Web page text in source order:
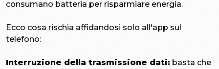
consumano batteria per risparmiare energia.
Ecco cosa rischia affidandosi solo all'app sul
telefono:
Interruzione della trasmissione dati: basta che